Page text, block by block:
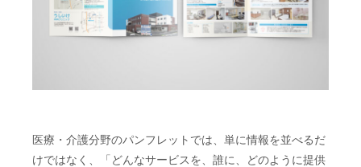
医療・介護分野のパンフレットでは、単に情報を並べるだ
けではなく、「どんなサービスを、誰に、どのように提供